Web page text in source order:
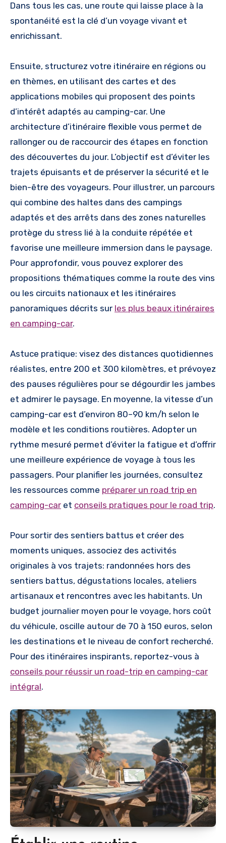
Dans tous les cas, une route qui laisse place à la
spontanéité est la clé d’un voyage vivant et
enrichissant.
Ensuite, structurez votre itinéraire en régions ou
en thèmes, en utilisant des cartes et des
applications mobiles qui proposent des points
d’intérêt adaptés au camping-car. Une
architecture d’itinéraire flexible vous permet de
rallonger ou de raccourcir des étapes en fonction
des découvertes du jour. L’objectif est d’éviter les
trajets épuisants et de préserver la sécurité et le
bien-être des voyageurs. Pour illustrer, un parcours
qui combine des haltes dans des campings
adaptés et des arrêts dans des zones naturelles
protège du stress lié à la conduite répétée et
favorise une meilleure immersion dans le paysage.
Pour approfondir, vous pouvez explorer des
propositions thématiques comme la route des vins
ou les circuits nationaux et les itinéraires
panoramiques décrits sur les plus beaux itinéraires
en camping-car.
Astuce pratique: visez des distances quotidiennes
réalistes, entre 200 et 300 kilomètres, et prévoyez
des pauses régulières pour se dégourdir les jambes
et admirer le paysage. En moyenne, la vitesse d’un
camping-car est d’environ 80–90 km/h selon le
modèle et les conditions routières. Adopter un
rythme mesuré permet d’éviter la fatigue et d’offrir
une meilleure expérience de voyage à tous les
passagers. Pour planifier les journées, consultez
les ressources comme préparer un road trip en
camping-car et conseils pratiques pour le road trip.
Pour sortir des sentiers battus et créer des
moments uniques, associez des activités
originales à vos trajets: randonnées hors des
sentiers battus, dégustations locales, ateliers
artisanaux et rencontres avec les habitants. Un
budget journalier moyen pour le voyage, hors coût
du véhicule, oscille autour de 70 à 150 euros, selon
les destinations et le niveau de confort recherché.
Pour des itinéraires inspirants, reportez-vous à
conseils pour réussir un road-trip en camping-car
intégral.